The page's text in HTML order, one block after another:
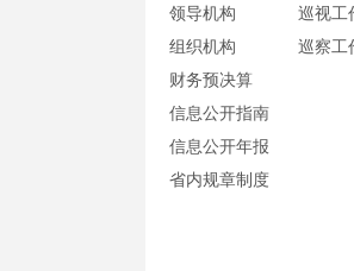
领导机构
组织机构
财务预决算
信息公开指南
信息公开年报
省内规章制度
巡视工
巡察工